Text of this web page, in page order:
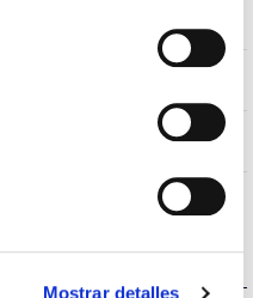
Mostrar detalles